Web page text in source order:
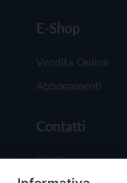
E-Shop
Vendita Online
Abbonamenti
Contatti
Chi Siamo